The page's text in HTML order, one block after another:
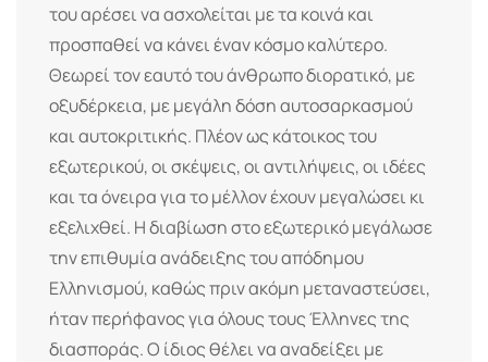
του αρέσει να ασχολείται με τα κοινά και
προσπαθεί να κάνει έναν κόσμο καλύτερο.
Θεωρεί τον εαυτό του άνθρωπο διορατικό, με
οξυδέρκεια, με μεγάλη δόση αυτοσαρκασμού
και αυτοκριτικής. Πλέον ως κάτοικος του
εξωτερικού, οι σκέψεις, οι αντιλήψεις, οι ιδέες
και τα όνειρα για το μέλλον έχουν μεγαλώσει κι
εξελιχθεί. Η διαβίωση στο εξωτερικό μεγάλωσε
την επιθυμία ανάδειξης του απόδημου
Ελληνισμού, καθώς πριν ακόμη μεταναστεύσει,
ήταν περήφανος για όλους τους Έλληνες της
διασποράς. Ο ίδιος θέλει να αναδείξει με